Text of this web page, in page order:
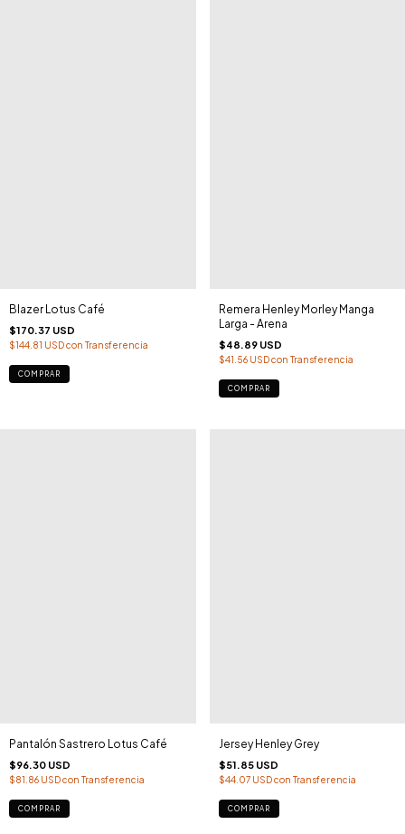
Blazer Lotus Café
$170.37 USD
$144.81 USDcon Transferencia
COMPRAR
Remera Henley Morley Manga
Larga - Arena
$48.89 USD
$41.56 USDcon Transferencia
COMPRAR
Pantalón Sastrero Lotus Café
$96.30 USD
$81.86 USDcon Transferencia
COMPRAR
Jersey Henley Grey
$51.85 USD
$44.07 USDcon Transferencia
COMPRAR